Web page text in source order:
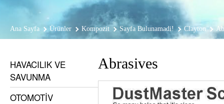
Ana Sayfa Ürünler Kompozit Sayfa Bulunamadi! Clayton
Abrasives
HAVACILIK VE
SAVUNMA
OTOMOTİV